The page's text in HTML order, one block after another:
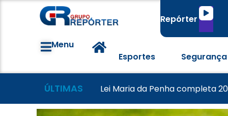
Repórter
Tocador
áudio
Menu
Esportes
Segurança
ÚLTIMAS Famílias brasileiras perderam
Morador tem casa destruída
Lei Maria da Penha completa